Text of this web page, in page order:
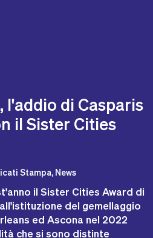
l'addio di Casparis
il Sister Cities
Stampa, News
il Sister Cities Award di
del gemellaggio
ed Ascona nel 2022
che si sono distinte